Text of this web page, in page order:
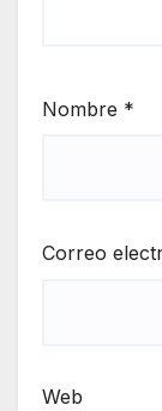
Nombre *
Correo
Web